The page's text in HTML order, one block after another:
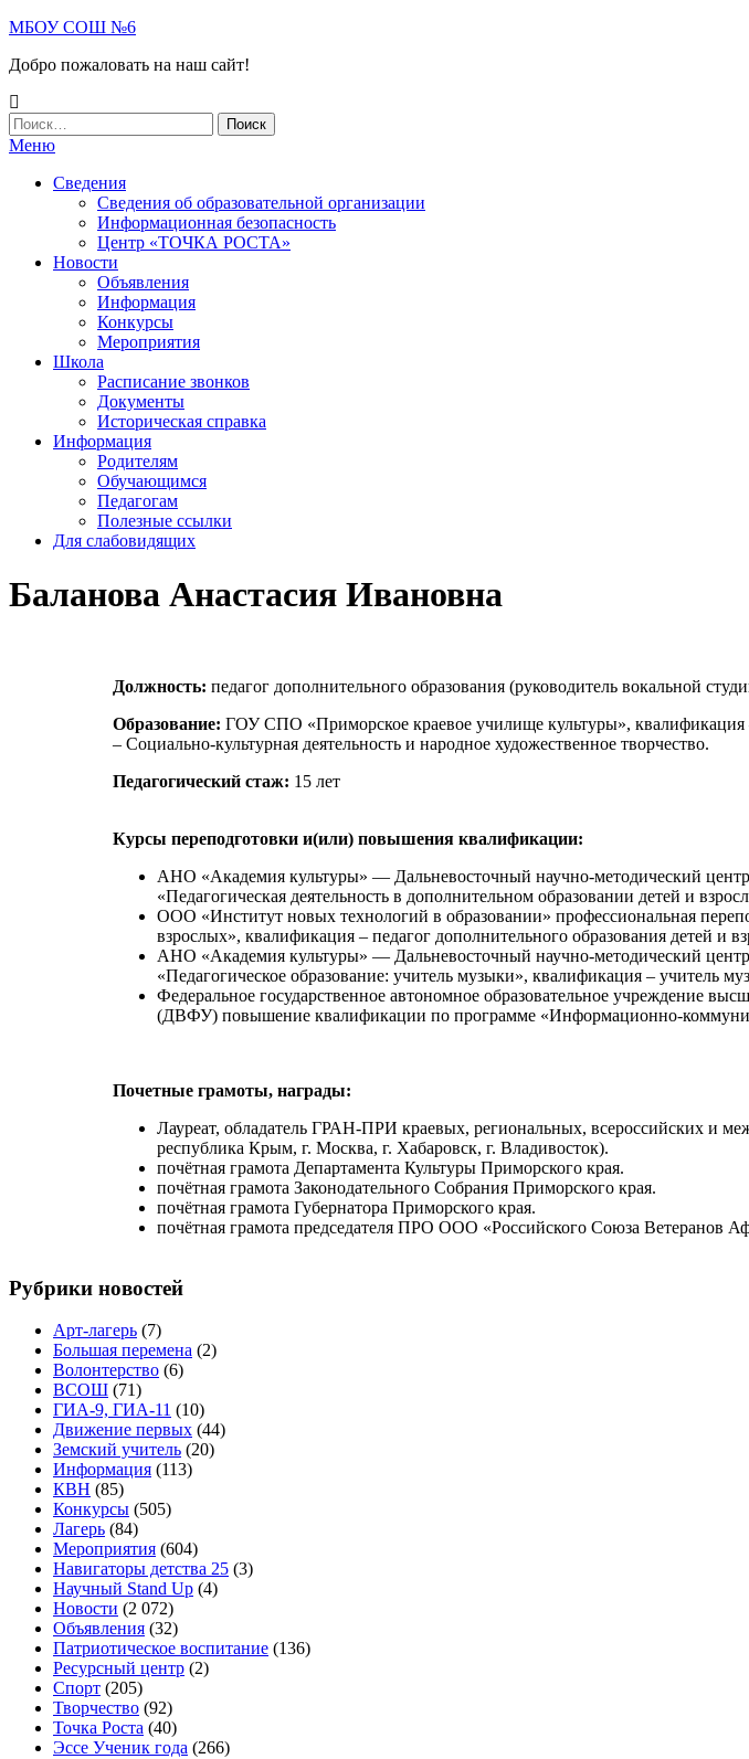
МБОУ СОШ №6
Добро пожаловать на наш сайт!
Меню
Сведения
Сведения об образовательной организации
Информационная безопасность
Центр «ТОЧКА РОСТА»
Новости
Объявления
Информация
Конкурсы
Мероприятия
Школа
Расписание звонков
Документы
Историческая справка
Информация
Родителям
Обучающимся
Педагогам
Полезные ссылки
Для слабовидящих
Баланова Анастасия Ивановна
Должность: педагог дополнительного образования (руководитель вокальной
Образование: ГОУ СПО «Приморское краевое училище культуры», квалификация
– Социально-культурная деятельность и народное художественное творчество.
Педагогический стаж: 15 лет
Курсы переподготовки и(или) повышения квалификации:
АНО «Академия культуры» — Дальневосточный научно-методический
«Педагогическая деятельность в дополнительном образовании детей и
ООО «Институт новых технологий в образовании» профессиональная
взрослых», квалификация – педагог дополнительного образования детей и
АНО «Академия культуры» — Дальневосточный научно-методический
«Педагогическое образование: учитель музыки», квалификация – учитель
Федеральное государственное автономное образовательное
(ДВФУ) повышение квалификации по программе «Информационно-
Почетные грамоты, награды:
Лауреат, обладатель ГРАН-ПРИ краевых, региональных, всероссийских и
республика Крым, г. Москва, г. Хабаровск, г. Владивосток).
почётная грамота Департамента Культуры Приморского края.
почётная грамота Законодательного Собрания Приморского края.
почётная грамота Губернатора Приморского края.
почётная грамота председателя ПРО ООО «Российского Союза Ветеранов
Рубрики новостей
Арт-лагерь (7)
Большая перемена (2)
Волонтерство (6)
ВСОШ (71)
ГИА-9, ГИА-11 (10)
Движение первых (44)
Земский учитель (20)
Информация (113)
КВН (85)
Конкурсы (505)
Лагерь (84)
Мероприятия (604)
Навигаторы детства 25 (3)
Научный Stand Up (4)
Новости (2 072)
Объявления (32)
Патриотическое воспитание (136)
Ресурсный центр (2)
Спорт (205)
Творчество (92)
Точка Роста (40)
Эссе Ученик года (266)